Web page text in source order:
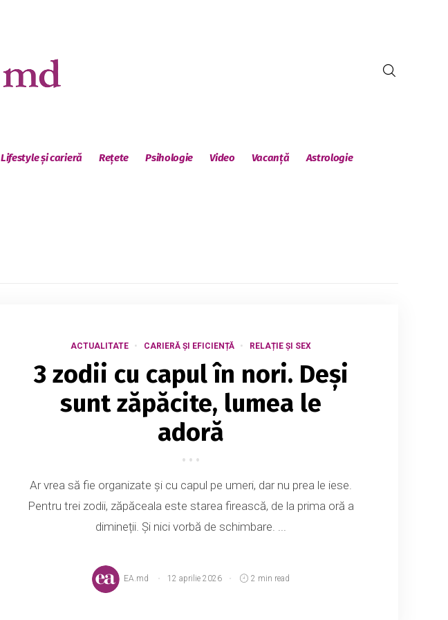
Lifestyle și carieră Rețete Psihologie Video Vacanță Astrologie
ACTUALITATE CARIERĂ ȘI EFICIENȚĂ RELAȚIE ȘI SEX
3 zodii cu capul în nori. Deși
sunt zăpăcite, lumea le
adoră
Ar vrea să fie organizate și cu capul pe umeri, dar nu prea le iese.
Pentru trei zodii, zăpăceala este starea firească, de la prima oră a
dimineții. Și nici vorbă de schimbare. ...
EA.md 12 aprilie 2026 2 min read